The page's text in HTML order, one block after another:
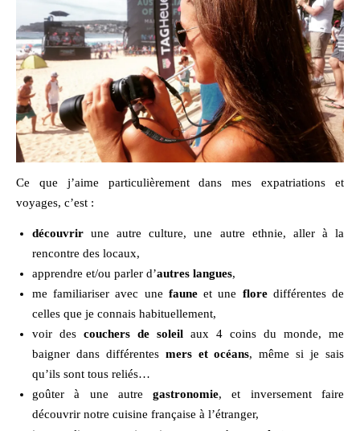
Ce que j’aime particulièrement dans mes expatriations et
voyages, c’est :
découvrir une autre culture, une autre ethnie, aller à la
rencontre des locaux,
apprendre et/ou parler d’autres langues,
me familiariser avec une fauneet une floredifférentes de
celles que je connais habituellement,
voir des couchers de soleil aux 4 coins du monde, me
baigner dans différentes mers et océans, même si je sais
qu’ils sont tous reliés…
goûter à une autregastronomie, et inversement faire
découvrir notre cuisine française à l’étranger,